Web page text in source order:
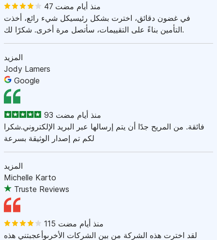
47 منذ أيام مضت
في غضون دقائق، اخترت بشكل رئيسيكل شيء رائع، أخذت
التأمين بناءً على التقييمات، سأتصل مرة أخرى. شكرًا لك.
المزيد
Jody Lamers
Google
93 منذ أيام مضت
فائقة. من المريح جدًا أن يتم إرسالها عبر البريد الإلكتروني.شكرا
لكم تم إصدار الوثيقة بسرعة
المزيد
Michelle Karto
Truste Reviews
115 منذ أيام مضت
لقد اخترت هذه الشركة من بين الشركات الأخرىوأعجبتني هذه